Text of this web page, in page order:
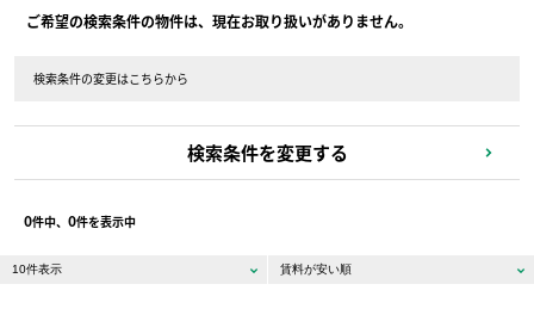
ご希望の検索条件の物件は、現在お取り扱いがありません。
検索条件の変更はこちらから
検索条件を変更する
0件中、 0件を表示中